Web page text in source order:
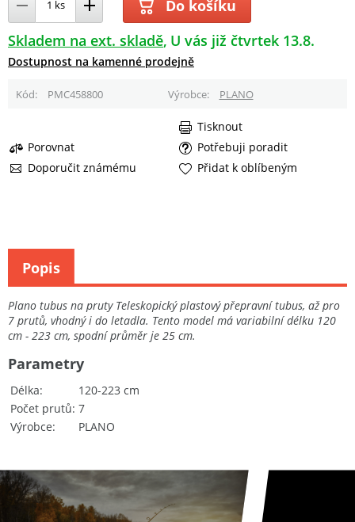
Do košíku
Skladem na ext. skladě U vás již čtvrtek 13.8.
Dostupnost na kamenné prodejně
Kód PMC458800 Výrobce PLANO
Porovnat
Potřebuji poradit
Doporučit známému
Tisknout
Přidat k oblíbeným
Plano tubus na pruty Teleskopický plastový přepravní tubus, až pro
7 prutů, vhodný i do letadla. Tento model má variabilní délku 120
cm - 223 cm, spodní průměr je 25 cm.
Délka
120-223 cm
Počet prutů 7
Výrobce
PLANO
Parametry
Popis